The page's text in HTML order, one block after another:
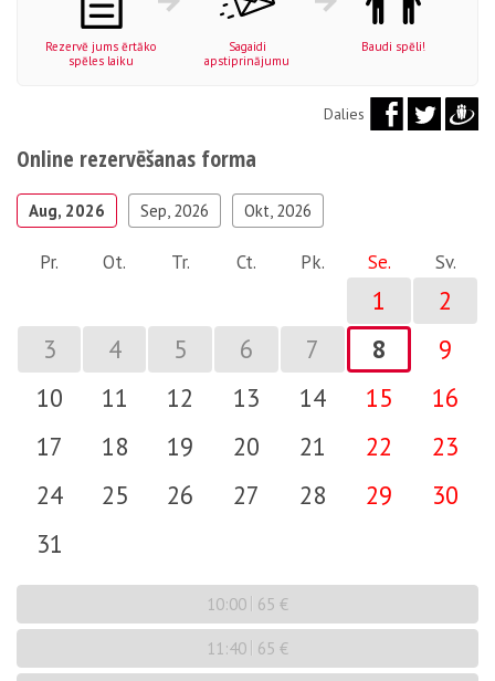
Rezervē jums ērtāko
spēles laiku
Sagaidi
apstiprinājumu
Baudi spēli!
Dalies
Online rezervēšanas forma
Aug, 2026 Sep, 2026 Okt, 2026
Pr. Ot. Tr. Ct. Pk. Se. Sv.
1
2
3
4 5 6 7 8
9
10
11 12 13 14 15
16
17
18 19 20 21 22
23
24
25 26 27 28 29
30
31
10:00 65 €
11:40 65 €